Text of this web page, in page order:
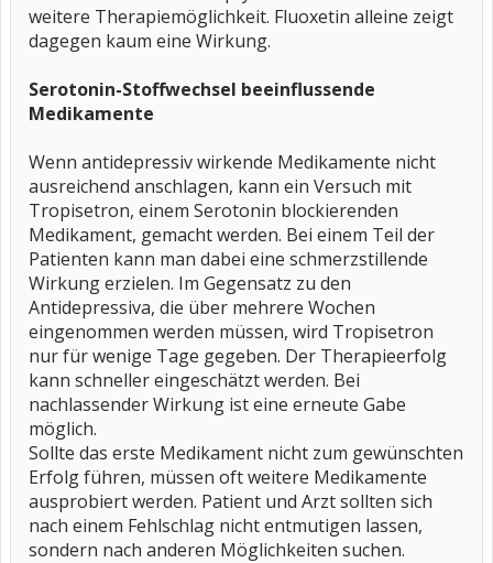
weitere Therapiemöglichkeit. Fluoxetin alleine zeigt
dagegen kaum eine Wirkung.
Serotonin-Stoffwechsel beeinflussende
Medikamente
Wenn antidepressiv wirkende Medikamente nicht
ausreichend anschlagen, kann ein Versuch mit
Tropisetron, einem Serotonin blockierenden
Medikament, gemacht werden. Bei einem Teil der
Patienten kann man dabei eine schmerzstillende
Wirkung erzielen. Im Gegensatz zu den
Antidepressiva, die über mehrere Wochen
eingenommen werden müssen, wird Tropisetron
nur für wenige Tage gegeben. Der Therapieerfolg
kann schneller eingeschätzt werden. Bei
nachlassender Wirkung ist eine erneute Gabe
möglich.
Sollte das erste Medikament nicht zum gewünschten
Erfolg führen, müssen oft weitere Medikamente
ausprobiert werden. Patient und Arzt sollten sich
nach einem Fehlschlag nicht entmutigen lassen,
sondern nach anderen Möglichkeiten suchen.